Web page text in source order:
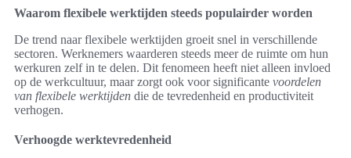
Waarom flexibele werktijden steeds populairder worden
De trend naar flexibele werktijden groeit snel in verschillende
sectoren. Werknemers waarderen steeds meer de ruimte om hun
werkuren zelf in te delen. Dit fenomeen heeft niet alleen invloed
op de werkcultuur, maar zorgt ook voor significante voordelen
van flexibele werktijden die de tevredenheid en productiviteit
verhogen.
Verhoogde werktevredenheid